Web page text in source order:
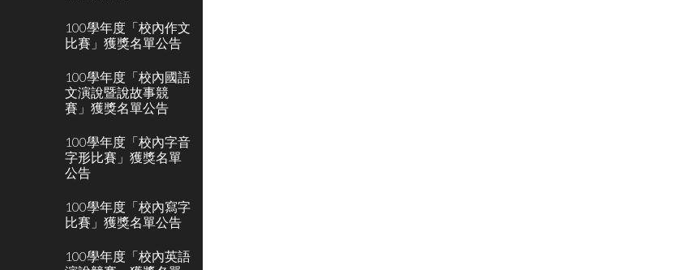
100學年度「校內作文
比賽」獲獎名單公告
100學年度「校內國語
文演說暨說故事競
賽」獲獎名單公告
100學年度「校內字音
字形比賽」獲獎名單
公告
100學年度「校內寫字
比賽」獲獎名單公告
100學年度「校內英語